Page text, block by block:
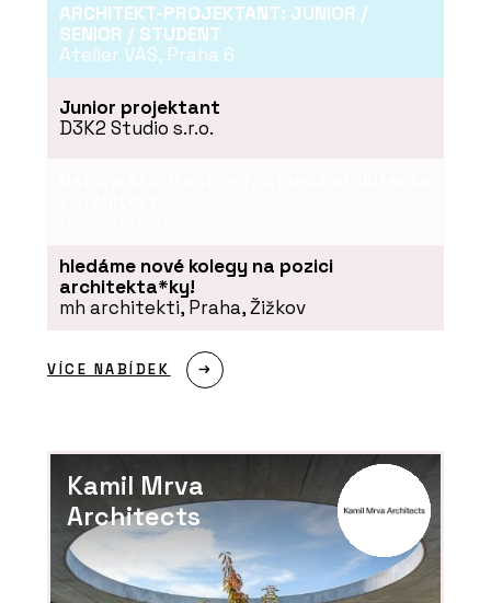
ARCHITEKT-PROJEKTANT: JUNIOR /
SENIOR / STUDENT
Atelier VAS, Praha 6
Junior projektant
D3K2 Studio s.r.o.
hledáme nové kolegy na pozici
architekta*ky!
mh architekti, Praha, Žižkov
VÍCE NABÍDEK
Kamil Mrva
Architects